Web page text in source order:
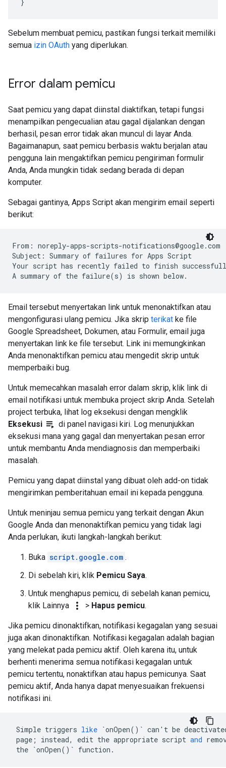
Sebelum membuat pemicu, pastikan fungsi terkait memiliki
semua izin OAuth yang diperlukan.
Error dalam pemicu
Saat pemicu yang dapat diinstal diaktifkan, tetapi fungsi
menampilkan pengecualian atau gagal dijalankan dengan
berhasil, pesan error tidak akan muncul di layar Anda.
Bagaimanapun, saat pemicu berbasis waktu berjalan atau
pengguna lain mengaktifkan pemicu pengiriman formulir
Anda, Anda mungkin tidak sedang berada di depan
komputer.
Sebagai gantinya, Apps Script akan mengirim email seperti
berikut:
From: noreply-apps-scripts-notifications@google.com
Subject: Summary of failures for Apps Script
Your script has recently failed to finish
A summary of the failure(s) is shown below.
Email tersebut menyertakan link untuk menonaktifkan atau
mengonfigurasi ulang pemicu. Jika skrip terikat ke file
Google Spreadsheet, Dokumen, atau Formulir, email juga
menyertakan link ke file tersebut. Link ini memungkinkan
Anda menonaktifkan pemicu atau mengedit skrip untuk
memperbaiki bug.
Untuk memecahkan masalah error dalam skrip, klik link di
email notifikasi untuk membuka project skrip Anda. Setelah
project terbuka, lihat log eksekusi dengan mengklik
Eksekusi playlist_play di panel navigasi kiri. Log menunjukkan
eksekusi mana yang gagal dan menyertakan pesan error
untuk membantu Anda mendiagnosis dan memperbaiki
masalah.
Pemicu yang dapat diinstal yang dibuat oleh add-on tidak
mengirimkan pemberitahuan email ini kepada pengguna.
Untuk meninjau semua pemicu yang terkait dengan Akun
Google Anda dan menonaktifkan pemicu yang tidak lagi
Anda perlukan, ikuti langkah-langkah berikut:
Buka script.google.com .
Di sebelah kiri, klik Pemicu Saya.
Untuk menghapus pemicu, di sebelah kanan pemicu,
klik Lainnya
more_vert > Hapus pemicu.
Jika pemicu dinonaktifkan, notifikasi kegagalan yang sesuai
juga akan dinonaktifkan. Notifikasi kegagalan adalah bagian
yang melekat pada pemicu aktif. Oleh karena itu, untuk
berhenti menerima semua notifikasi kegagalan untuk
pemicu tertentu, nonaktifkan atau hapus pemicunya. Saat
pemicu aktif, Anda hanya dapat menyesuaikan frekuensi
notifikasi ini.
Simple triggers like `onOpen() ` can ' t be
page ; instead, edit the appropriate script and
the `onOpen() ` function .